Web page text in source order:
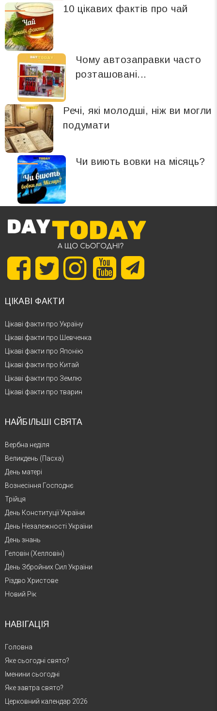
10 цікавих фактів про чай
Чому автозаправки часто
розташовані...
Речі, які молодші, ніж ви могли
подумати
Чи виють вовки на місяць?
ЦІКАВІ ФАКТИ
Цікаві факти про Україну
Цікаві факти про Шевченка
Цікаві факти про Японію
Цікаві факти про Китай
Цікаві факти про Землю
Цікаві факти про тварин
НАЙБІЛЬШІ СВЯТА
Вербна неділя
Великдень (Пасха)
День матері
Вознесіння Господнє
Трійця
День Конституції України
День Незалежності України
День знань
Геловін (Хелловін)
День Збройних Сил України
Різдво Христове
Новий Рік
НАВІГАЦІЯ
Головна
Яке сьогодні свято?
Іменини сьогодні
Яке завтра свято?
Церковний календар 2026